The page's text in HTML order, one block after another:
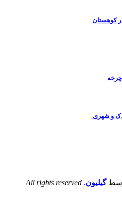
کوهستان
و شهری
گیلیون.
All rights reserved